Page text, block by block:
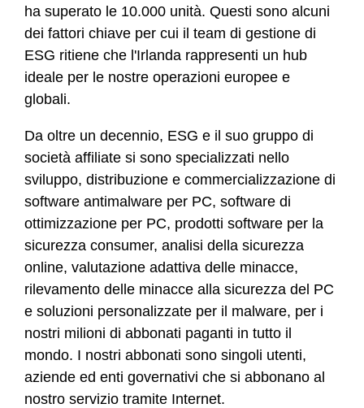
ha superato le 10.000 unità. Questi sono alcuni
dei fattori chiave per cui il team di gestione di
ESG ritiene che l'Irlanda rappresenti un hub
ideale per le nostre operazioni europee e
globali.
Da oltre un decennio, ESG e il suo gruppo di
società affiliate si sono specializzati nello
sviluppo, distribuzione e commercializzazione di
software antimalware per PC, software di
ottimizzazione per PC, prodotti software per la
sicurezza consumer, analisi della sicurezza
online, valutazione adattiva delle minacce,
rilevamento delle minacce alla sicurezza del PC
e soluzioni personalizzate per il malware, per i
nostri milioni di abbonati paganti in tutto il
mondo. I nostri abbonati sono singoli utenti,
aziende ed enti governativi che si abbonano al
nostro servizio tramite Internet.